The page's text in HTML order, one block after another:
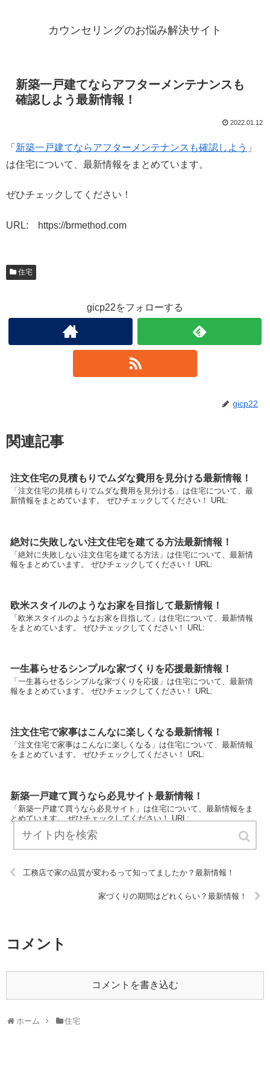
カウンセリングのお悩み解決サイト
新築一戸建てならアフターメンテナンスも
確認しよう最新情報！
2022.01.12
「 新築一戸建てならアフターメンテナンスも確認しよう 」
は住宅について、最新情報をまとめています。
ぜひチェックしてください！
URL: https://brmethod.com
住宅
gicp22をフォローする
gicp22
関連記事
注文住宅の見積もりでムダな費用を見分ける最新情報！
「注文住宅の見積もりでムダな費用を見分ける」は住宅について、最
新情報をまとめています。 ぜひチェックしてください！ URL:
絶対に失敗しない注文住宅を建てる方法最新情報！
「絶対に失敗しない注文住宅を建てる方法」は住宅について、最新情
報をまとめています。 ぜひチェックしてください！ URL:
欧米スタイルのようなお家を目指して最新情報！
「欧米スタイルのようなお家を目指して」は住宅について、最新情報
をまとめています。 ぜひチェックしてください！ URL:
一生暮らせるシンプルな家づくりを応援最新情報！
「一生暮らせるシンプルな家づくりを応援」は住宅について、最新情
報をまとめています。 ぜひチェックしてください！ URL:
注文住宅で家事はこんなに楽しくなる最新情報！
「注文住宅で家事はこんなに楽しくなる」は住宅について、最新情報
をまとめています。 ぜひチェックしてください！ URL:
新築一戸建て買うなら必見サイト最新情報！
「新築一戸建て買うなら必見サイト」は住宅について、最新情報をま
とめています。 ぜひチェックしてください！ URL:
工務店で家の品質が変わるって知ってましたか？最新情報！
家づくりの期間はどれくらい？最新情報！
コメント
コメントを書き込む
ホーム 住宅